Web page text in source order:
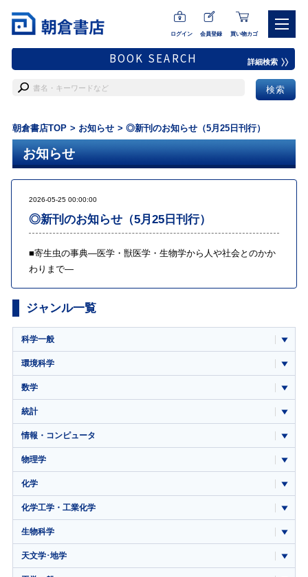
ログイン 会員登録 買い物カゴ
BOOK SEARCH 詳細検索
朝倉書店TOP お知らせ ◎新刊のお知らせ（5月25日刊行）
お知らせ
2026-05-25 00:00:00
◎新刊のお知らせ（5月25日刊行）
■寄生虫の事典―医学・獣医学・生物学から人や社会とのかか
わりまで―
ジャンル一覧
科学一般
環境科学
数学
統計
情報・コンピュータ
物理学
化学
化学工学・工業化学
生物科学
天文学･地学